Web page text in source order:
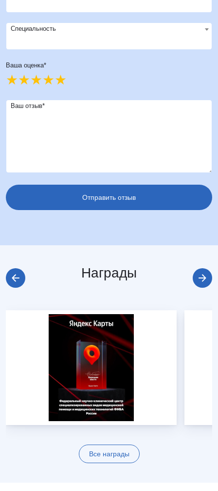
Специальность
Ваша оценка*
Ваш отзыв*
Награды
Все награды